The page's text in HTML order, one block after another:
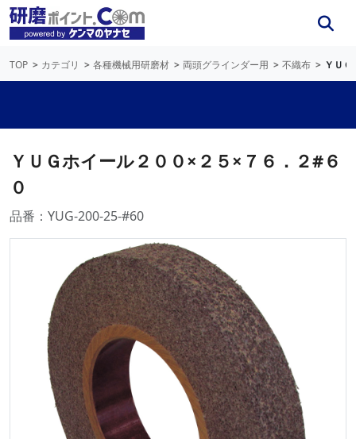
TOP カテゴリ 各種機械用研磨材 両頭グラインダー用 不織布 ＹＵ
ＹＵＧホイール２００×２５×７６．２#６
０
品番：YUG-200-25-#60